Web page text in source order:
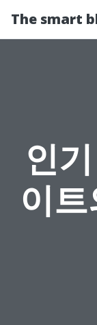
The smart
인
이